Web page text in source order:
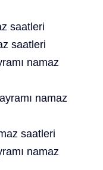
saatleri
saatleri
namaz
namaz
saatleri
namaz